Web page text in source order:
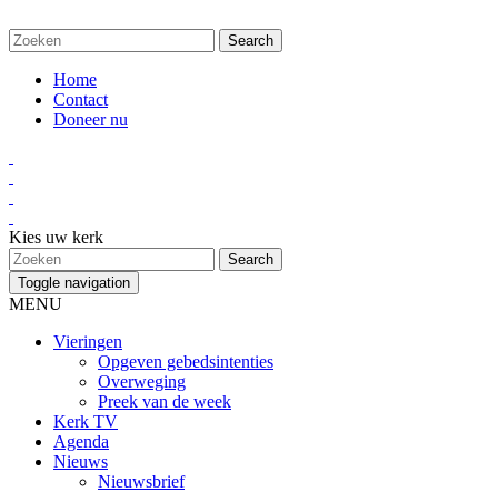
Home
Contact
Doneer nu
Kies uw kerk
Toggle navigation
MENU
Vieringen
Opgeven gebedsintenties
Overweging
Preek van de week
Kerk TV
Agenda
Nieuws
Nieuwsbrief